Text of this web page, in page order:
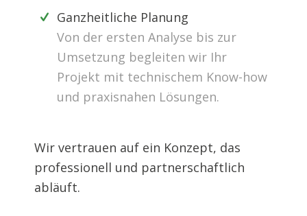
Ganzheitliche Planung
Von der ersten Analyse bis zur
Umsetzung begleiten wir Ihr
Projekt mit technischem Know-how
und praxisnahen Lösungen.
Wir vertrauen auf ein Konzept, das
professionell und partnerschaftlich
abläuft.